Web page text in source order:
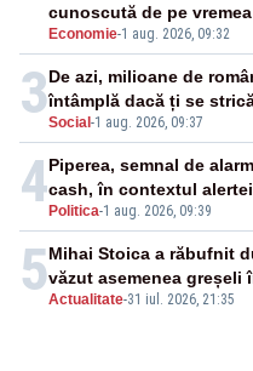
Economie-1 aug. 2026, 09:32
cunoscută de pe
3Social -1 aug. 2026, 09:37
De azi, milioane de
întâmplă dacă ți se
4 Politica-1 aug. 2026, 09:39
Piperea, semnal de
cash, în contextul
5Actualitate-31 iul. 2026, 21:35
Mihai Stoica a răbufnit
văzut asemenea greșeli